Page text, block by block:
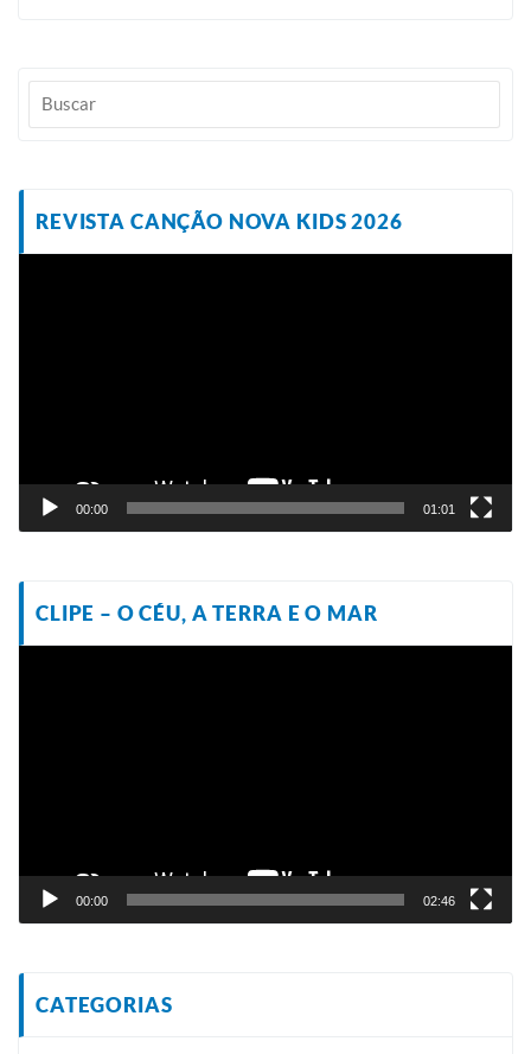
REVISTA CANÇÃO NOVA KIDS 2026
00:00 01:01
CLIPE – O CÉU, A TERRA E O MAR
00:00 02:46
CATEGORIAS